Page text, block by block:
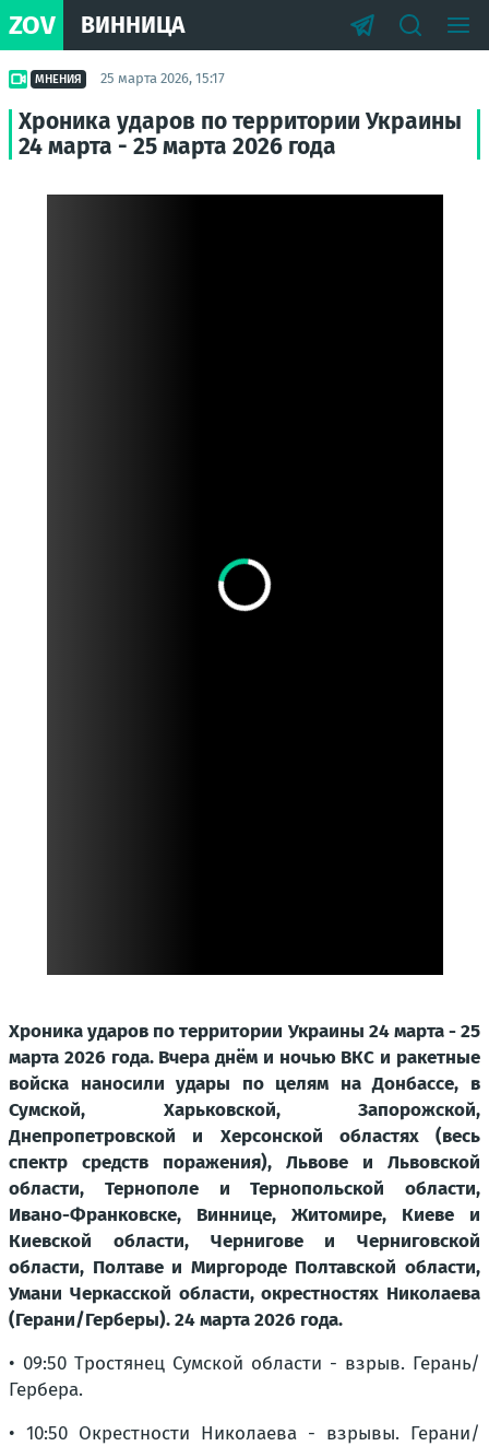
ZOV ВИННИЦА
МНЕНИЯ 25 марта 2026, 15:17
Хроника ударов по территории Украины
24 марта - 25 марта 2026 года
Хроника ударов по территории Украины 24 марта - 25
марта 2026 года. Вчера днём и ночью ВКС и ракетные
войска наносили удары по целям на Донбассе, в
Сумской, Харьковской, Запорожской,
Днепропетровской и Херсонской областях (весь
спектр средств поражения), Львове и Львовской
области, Тернополе и Тернопольской области,
Ивано-Франковске, Виннице, Житомире, Киеве и
Киевской области, Чернигове и Черниговской
области, Полтаве и Миргороде Полтавской области,
Умани Черкасской области, окрестностях Николаева
(Герани/Герберы). 24 марта 2026 года.
• 09:50 Тростянец Сумской области - взрыв. Герань/
Гербера.
• 10:50 Окрестности Николаева - взрывы. Герани/